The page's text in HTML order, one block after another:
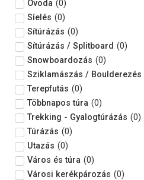
Óvoda (0)
Síelés (0)
Sítúrázás (0)
Sítúrázás / Splitboard (0)
Snowboardozás (0)
Sziklamászás / Boulderezés
Terepfutás (0)
Többnapos túra (0)
Trekking - Gyalogtúrázás (0)
Túrázás (0)
Utazás (0)
Város és túra (0)
Városi kerékpározás (0)